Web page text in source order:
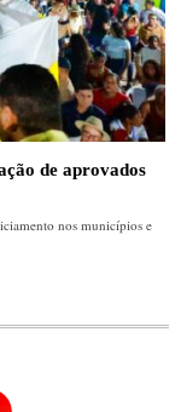
de aprovados
nos municípios e